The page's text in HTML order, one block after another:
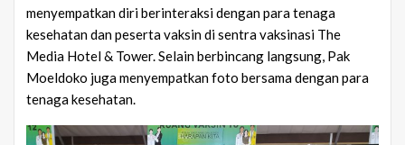
menyempatkan diri berinteraksi dengan para tenaga
kesehatan dan peserta vaksin di sentra vaksinasi The
Media Hotel & Tower. Selain berbincang langsung, Pak
Moeldoko juga menyempatkan foto bersama dengan para
tenaga kesehatan.